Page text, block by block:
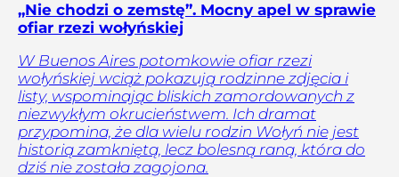
„Nie chodzi o zemstę”. Mocny apel w sprawie
ofiar rzezi wołyńskiej
W Buenos Aires potomkowie ofiar rzezi
wołyńskiej wciąż pokazują rodzinne zdjęcia i
listy, wspominając bliskich zamordowanych z
niezwykłym okrucieństwem. Ich dramat
przypomina, że dla wielu rodzin Wołyń nie jest
historią zamkniętą, lecz bolesną raną, która do
dziś nie została zagojona.